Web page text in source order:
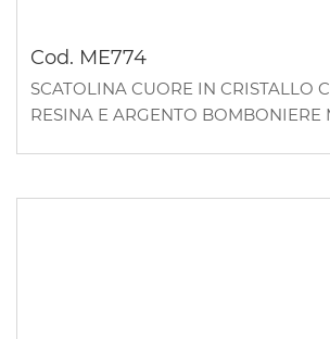
Cod. ME774
SCATOLINA CUORE IN CRISTALLO
RESINA E ARGENTO BOMBONIERE